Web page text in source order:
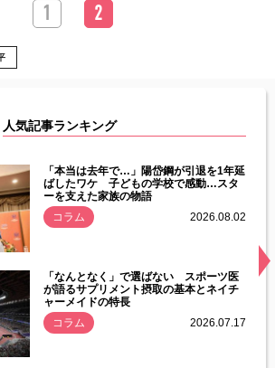
1 2
人気記事ランキング
「本当は去年で…」陽岱鋼が引退を1年延
ばしたワケ 子どもの学校で感動…スタ
ーを支えた家族の物語
コラム
2026.08.02
「なんとなく」で選ばない スポーツ医
が語るサプリメント摂取の基本とネイチ
ャーメイドの特長
コラム
2026.07.17